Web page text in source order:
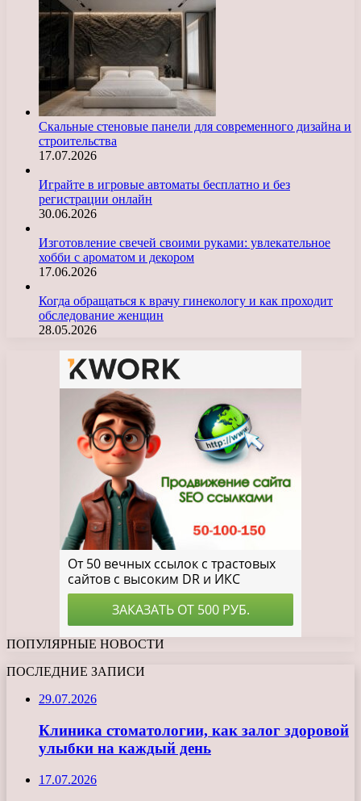
Скальные стеновые панели для современного дизайна и
строительства
17.07.2026
Играйте в игровые автоматы бесплатно и без
регистрации онлайн
30.06.2026
Изготовление свечей своими руками: увлекательное
хобби с ароматом и декором
17.06.2026
Когда обращаться к врачу гинекологу и как проходит
обследование женщин
28.05.2026
ПОПУЛЯРНЫЕ НОВОСТИ
ПОСЛЕДНИЕ ЗАПИСИ
29.07.2026
Клиника стоматологии, как залог здоровой
улыбки на каждый день
17.07.2026